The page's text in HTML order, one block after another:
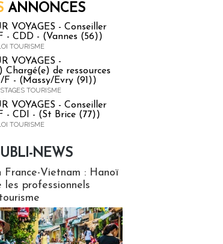
ANNONCES
VOYAGES - Conseiller
- CDD - (Vannes (56))
TOURISME
VOYAGES -
de ressources
F - (Massy/Evry (91))
TOURISME
VOYAGES - Conseiller
- CDI - (St Brice (77))
TOURISME
NEWS
France-Vietnam : Hanoï
les professionnels